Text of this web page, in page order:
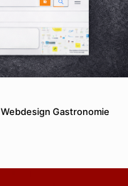
Gastronomie